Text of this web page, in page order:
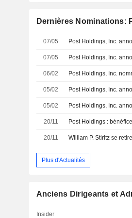
Dernières Nominations:
07/05 Post Holdings, Inc.
07/05 Post Holdings, Inc.
06/02
05/02
05/02 Post Holdings, Inc.
20/11
20/11
Plus d'Actualités
Anciens Dirigeants et
Insider